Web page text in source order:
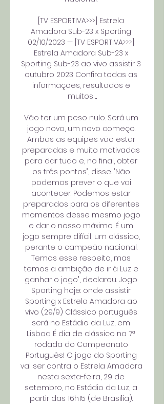
[TV ESPORTIVA>>>] Estrela
Amadora Sub-23 x Sporting
02/10/2023 — [TV ESPORTIVA>>>]
Estrela Amadora Sub-23 x
Sporting Sub-23 ao vivo assistir 3
outubro 2023 Confira todas as
informações, resultados e
muitos ...
Vão ter um peso nulo. Será um
jogo novo, um novo começo.
Ambas as equipes vão estar
preparadas e muito motivadas
para dar tudo e, no final, obter
os três pontos", disse. "Não
podemos prever o que vai
acontecer. Podemos estar
preparados para os diferentes
momentos desse mesmo jogo
e dar o nosso máximo. É um
jogo sempre difícil, um clássico,
perante o campeão nacional.
Temos esse respeito, mas
temos a ambição de ir à Luz e
ganhar o jogo", declarou. Jogo
Sporting hoje: onde assistir
Sporting x Estrela Amadora ao
vivo (29/9) Clássico português
será no Estádio da Luz, em
Lisboa É dia de clássico na 7ª
rodada do Campeonato
Português! O jogo do Sporting
vai ser contra o Estrela Amadora
nesta sexta-feira, 29 de
setembro, no Estádio da Luz, a
partir das 16h15 (de Brasília).